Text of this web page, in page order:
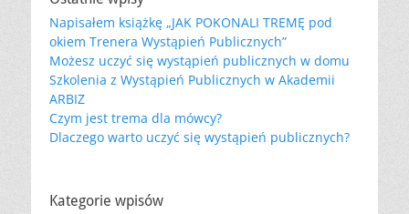
Napisałem książkę „JAK POKONALI TREMĘ pod
okiem Trenera Wystąpień Publicznych”
Możesz uczyć się wystąpień publicznych w domu
Szkolenia z Wystąpień Publicznych w Akademii
ARBIZ
Czym jest trema dla mówcy?
Dlaczego warto uczyć się wystąpień publicznych?
Kategorie wpisów